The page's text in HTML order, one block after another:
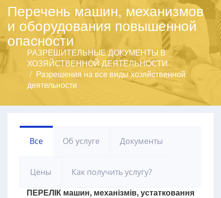
Перечень машин, механизмов
и оборудования повышенной
опасности
РАЗРЕШИТЕЛЬНЫЕ ДОКУМЕНТЫ В
ХОЗЯЙСТВЕННОЙ ДЕЯТЕЛЬНОСТИ
Разрешения на все виды хозяйственной
деятельности
Все Об услуге Документы
Цены Как получить услугу?
ПЕРЕЛІК машин, механізмів, устатковання